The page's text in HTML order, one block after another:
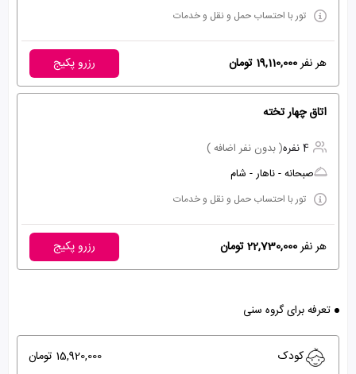
تور با احتساب حمل و نقل و خدمات
هر نفر19,110,000 تومان رزرو پکیج
اتاق چهار تخته
4 نفره
( بدون نفر اضافه )
صبحانه - ناهار - شام
تور با احتساب حمل و نقل و خدمات
هر نفر22,730,000 تومان رزرو پکیج
تعرفه برای گروه سنی
کودک 15,920,000 تومان